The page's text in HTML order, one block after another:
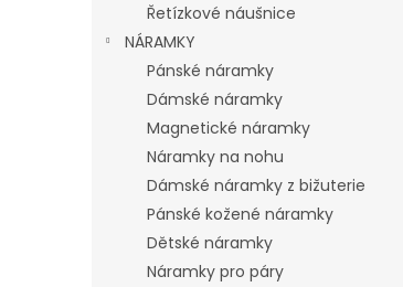
Řetízkové náušnice
NÁRAMKY
Pánské náramky
Dámské náramky
Magnetické náramky
Náramky na nohu
Dámské náramky z bižuterie
Pánské kožené náramky
Dětské náramky
Náramky pro páry